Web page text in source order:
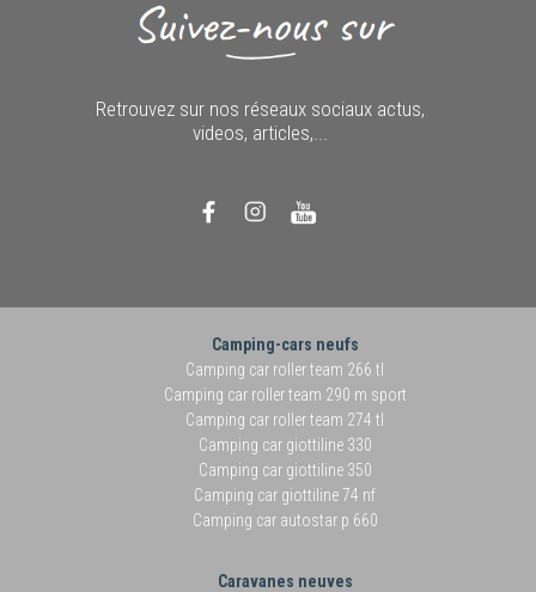
Retrouvez sur nos réseaux sociaux actus,
videos, articles,...
Camping-cars neufs
Camping car roller team 266 tl
Camping car roller team 290 m sport
Camping car roller team 274 tl
Camping car giottiline 330
Camping car giottiline 350
Camping car giottiline 74 nf
Camping car autostar p 660
Caravanes neuves